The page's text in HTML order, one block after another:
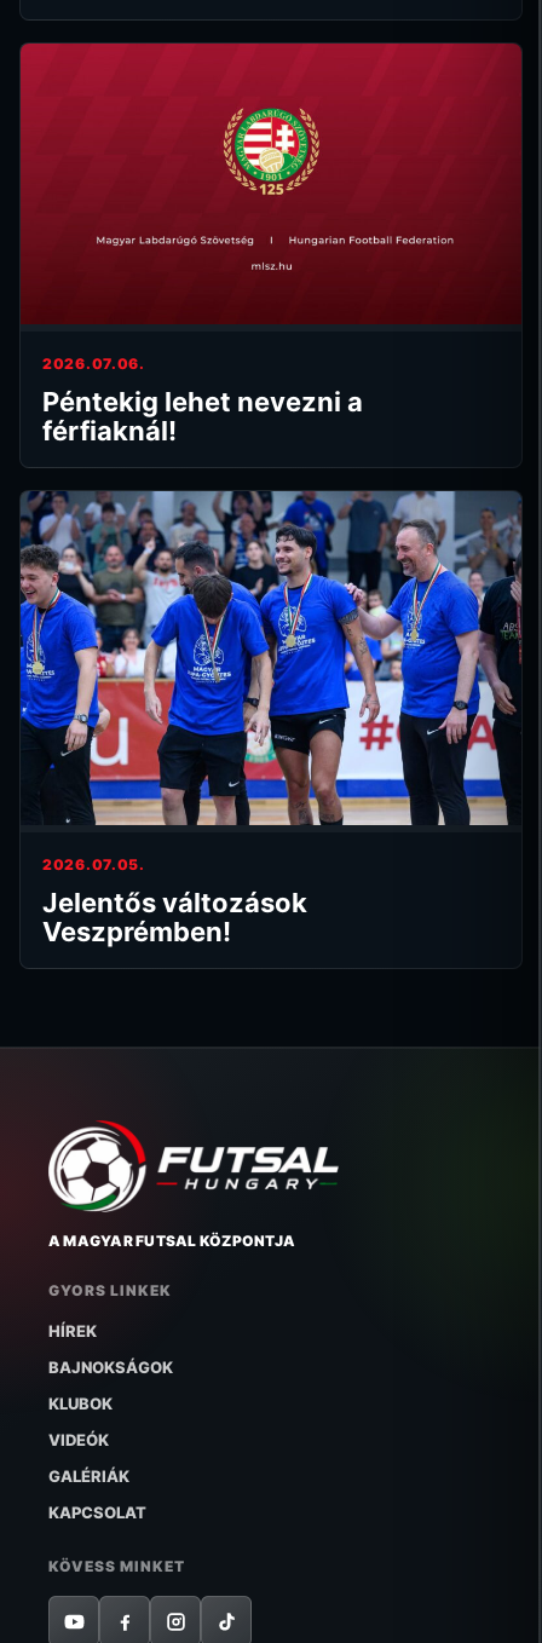
2026.07.06.
Péntekig lehet nevezni a
férfiaknál!
2026.07.05.
Jelentős változások
Veszprémben!
A MAGYAR FUTSAL KÖZPONTJA
GYORS LINKEK
HÍREK
BAJNOKSÁGOK
KLUBOK
VIDEÓK
GALÉRIÁK
KAPCSOLAT
KÖVESS MINKET